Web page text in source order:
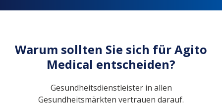
Warum sollten Sie sich für Agito
Medical entscheiden?
Gesundheitsdienstleister in allen
Gesundheitsmärkten vertrauen darauf.